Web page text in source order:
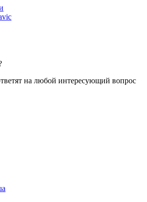
на любой интересующий вопрос